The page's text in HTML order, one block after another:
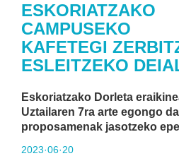
ESKORIATZAKO
CAMPUSEKO
KAFETEGI
ESLEITZEKO
Eskoriatzako Dorleta
Uztailaren 7ra arte egongo
proposamenak jasotzeko
2023·06·20